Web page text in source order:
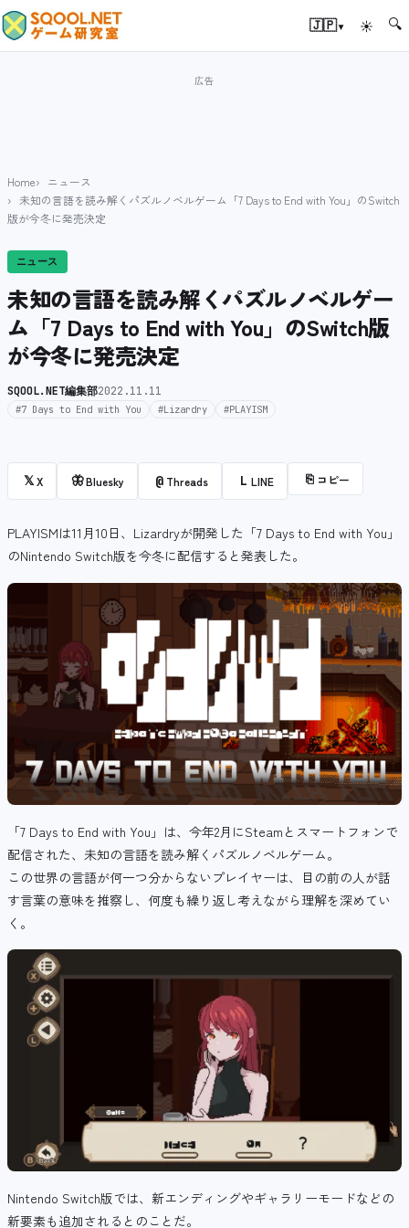
🇯🇵▾ ☀ 🔍
Home
ニュース
未知の言語を読み解くパズルノベルゲーム「7 Days to End with You」のSwitch
版が今冬に発売決定
ニュース
未知の言語を読み解くパズルノベルゲー
ム「7 Days to End with You」のSwitch版
が今冬に発売決定
SQOOL.NET編集部2022.11.11
#7 Days to End with You #Lizardry #PLAYISM
𝕏X 🦋Bluesky @ Threads L LINE ⎘ コピー
PLAYISMは11月10日、Lizardryが開発した「7 Days to End with You」
のNintendo Switch版を今冬に配信すると発表した。
「7 Days to End with You」は、今年2月にSteamとスマートフォンで
配信された、未知の言語を読み解くパズルノベルゲーム。
この世界の言語が何一つ分からないプレイヤーは、目の前の人が話
す言葉の意味を推察し、何度も繰り返し考えながら理解を深めてい
く。
Nintendo Switch版では、新エンディングやギャラリーモードなどの
新要素も追加されるとのことだ。